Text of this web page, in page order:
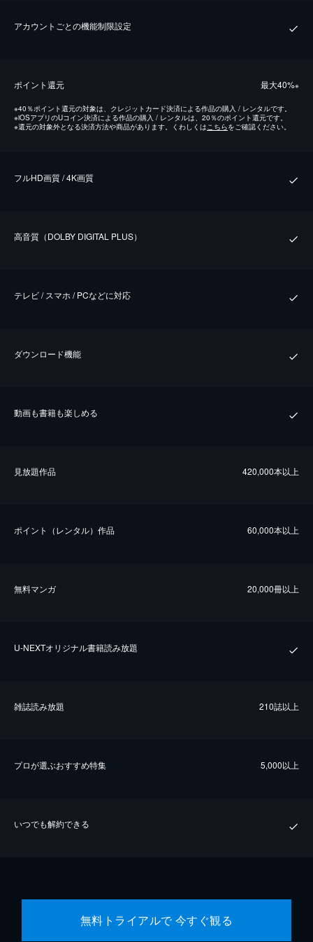
アカウントごとの機能制限設定
ポイント還元 最⼤40%※
※40％ポイント還元の対象は、クレジットカード決済による作品の購入 / レンタルです。
※iOSアプリのUコイン決済による作品の購入 / レンタルは、20％のポイント還元です。
※還元の対象外となる決済方法や商品があります。くわしくはこちらをご確認ください。
フルHD画質 / 4K画質
⾼⾳質（DOLBY DIGITAL PLUS）
テレビ / スマホ / PCなどに対応
ダウンロード機能
動画も書籍も楽しめる
⾒放題作品 420,000本以上
ポイント（レンタル）作品 60,000本以上
無料マンガ 20,000冊以上
U-NEXTオリジナル書籍読み放題
雑誌読み放題 210誌以上
プロが選ぶおすすめ特集 5,000以上
いつでも解約できる
無料トライアルで 今すぐ観る